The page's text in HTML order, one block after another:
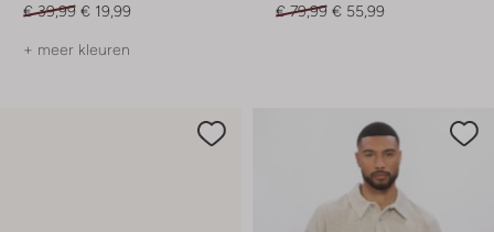
€ 39,99 € 19,99
+ meer kleuren
€ 79,99 € 55,99